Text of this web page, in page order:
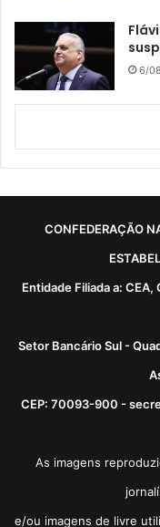
6/
CONFEDERAÇÃO
Entidade Filiada a: CEA,
Setor Bancário Sul -
CEP: 70093-900 -
As imagens
e/ou imagens de livre